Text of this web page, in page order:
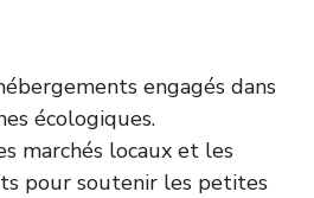
engagés dans
écologiques.
marchés locaux et les
pour soutenir les petites